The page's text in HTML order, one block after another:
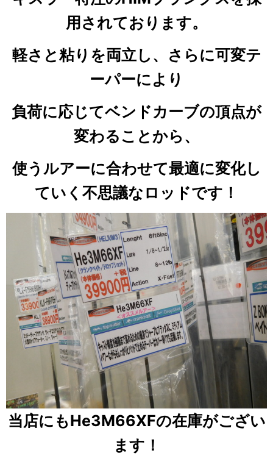
用されております。
軽さと粘りを両立し、さらに可変テ
ーパーにより
負荷に応じてベンドカーブの頂点が
変わることから、
使うルアーに合わせて最適に変化し
ていく不思議なロッドです！
当店にもHe3M66XFの在庫がござい
ます！